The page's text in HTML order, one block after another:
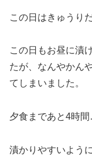
この日はきゅうりだ
この日もお昼に漬
たが、なんやかん
てしまいました。
夕食まであと4時間
漬かりやすいよう